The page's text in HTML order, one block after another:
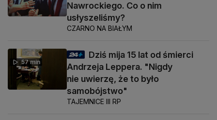
Nawrockiego. Co o nim
usłyszeliśmy?
CZARNO NA BIAŁYM
57 min
Dziś mija 15 lat od śmierci
Andrzeja Leppera. "Nigdy
nie uwierzę, że to było
samobójstwo"
TAJEMNICE III RP